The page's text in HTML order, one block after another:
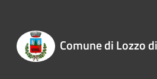
Comune di Lozzo